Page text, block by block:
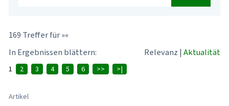
169 Treffer für »«
In Ergebnissen blättern:
Relevanz | Aktualität
1 2 3 4 5 6 >> >|
Artikel